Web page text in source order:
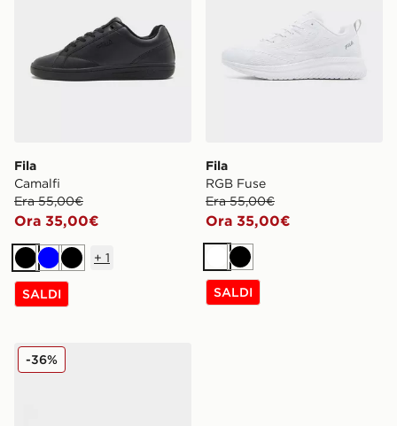
Fila
Camalfi
Era 55,00€
Ora 35,00€
NeroBluNero
+ 1
SALDI
Fila
RGB Fuse
Era 55,00€
Ora 35,00€
Bianco
Nero
SALDI
Fila RGB Fuse
-36%